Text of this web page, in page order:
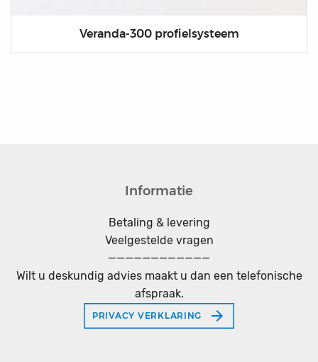
Veranda-300 profielsysteem
Informatie
Betaling & levering
Veelgestelde vragen
————————————
Wilt u deskundig advies maakt u dan een telefonische
afspraak.
PRIVACY VERKLARING arrow_forward